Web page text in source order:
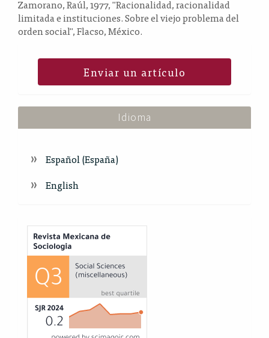
Zamorano, Raúl, 1977, "Racionalidad, racionalidad
limitada e instituciones. Sobre el viejo problema del
orden social", Flacso, México.
Enviar un artículo
Idioma
Español (España)
English
Index